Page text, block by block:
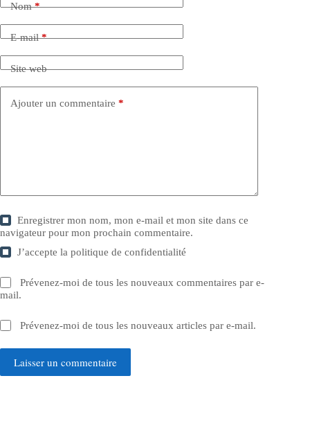
Nom*
E-mail*
Site web
Ajouter un commentaire *
Enregistrer mon nom, mon e-mail et mon site dans ce
navigateur pour mon prochain commentaire.
J’accepte lapolitique de confidentialité
Prévenez-moi de tous les nouveaux commentaires par e-
mail.
Prévenez-moi de tous les nouveaux articles par e-mail.
Laisser un commentaire